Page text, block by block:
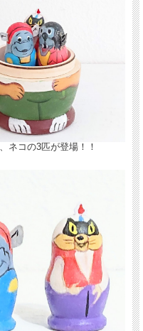
コの3匹が登場！！